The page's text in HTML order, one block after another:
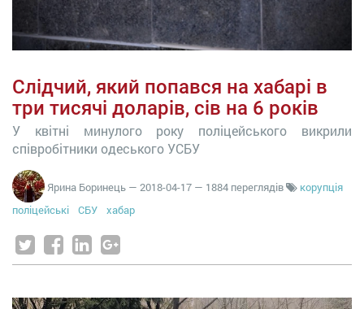
Слідчий, який попався на хабарі в
три тисячі доларів, сів на 6 років
У квітні минулого року поліцейського викрили
співробітники одеського УСБУ
Ярина Боринець — 2018-04-17 — 1884 переглядів
корупція
поліцейські
СБУ хабар